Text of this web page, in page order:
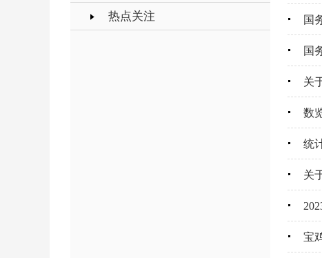
热点关注 国
国
关
数
统
关
宝